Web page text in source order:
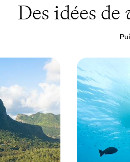
Des idées de
avec vos
vivre
Indien pour
Iles
choc en
Déconnecter
villages de
13 jours, de